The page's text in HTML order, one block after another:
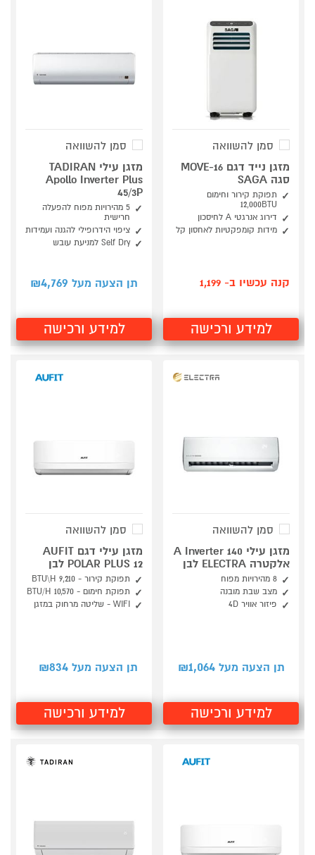
סמן להשוואה
מזגן נייד דגם MOVE-16
סגה SAGA
תפוקת קירור וחימום
12,000BTU
דירוג אנרגטי A לחיסכון
מידות קומפקטיות לאחסון קל
קנה עכשיו ב- 1,199
למידע ורכישה
סמן להשוואה
מזגן עילי TADIRAN
Apollo Inverter Plus
45/3P
5 מהירויות מפוח להפעלה
חרישית
ציפוי הידרופילי להגנה ועמידות
Self Dry למניעת עובש
תן הצעה מעל ₪ 4,769
למידע ורכישה
סמן להשוואה
מזגן עילי A Inverter 140
אלקטרה ELECTRA לבן
8 מהירויות מפוח
מצב שבת מובנה
פיזור אוויר 4D
תן הצעה מעל ₪ 1,064
למידע ורכישה
סמן להשוואה
מזגן עילי דגם AUFIT
POLAR PLUS 12 לבן
תפוקת קירור - 9,210 BTU\H
תפוקת חימום - BTU/H 10,570
WIFI - שליטה מרחוק במזגן
תן הצעה מעל ₪ 834
למידע ורכישה